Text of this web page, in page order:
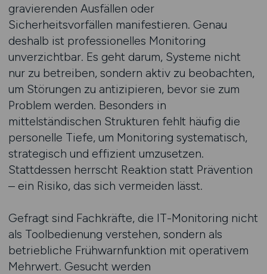
gravierenden Ausfällen oder
Sicherheitsvorfällen manifestieren. Genau
deshalb ist professionelles Monitoring
unverzichtbar. Es geht darum, Systeme nicht
nur zu betreiben, sondern aktiv zu beobachten,
um Störungen zu antizipieren, bevor sie zum
Problem werden. Besonders in
mittelständischen Strukturen fehlt häufig die
personelle Tiefe, um Monitoring systematisch,
strategisch und effizient umzusetzen.
Stattdessen herrscht Reaktion statt Prävention
– ein Risiko, das sich vermeiden lässt.
Gefragt sind Fachkräfte, die IT-Monitoring nicht
als Toolbedienung verstehen, sondern als
betriebliche Frühwarnfunktion mit operativem
Mehrwert. Gesucht werden